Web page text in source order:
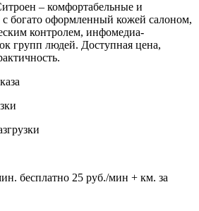
– комфортабельные и
богато оформленный кожей салоном,
контролем, инфомедиа-
групп людей. Доступная цена,
бесплатно 25 руб./мин + км. за